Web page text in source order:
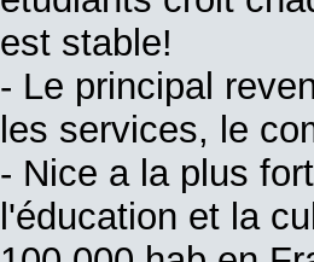
est stable!
- Le principal
les services, le
- Nice a la plus
l'éducation et la